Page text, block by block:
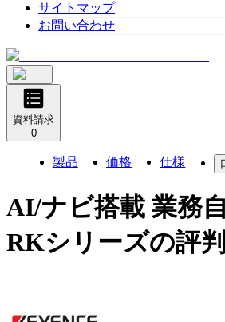
サイトマップ
お問い合わせ
資料請求
0
製品 価格 仕様
AI/ナビ搭載 業務
RKシリーズの評